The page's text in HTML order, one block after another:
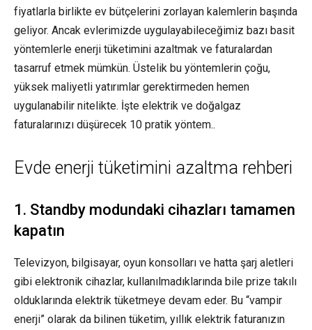
fiyatlarla birlikte ev bütçelerini zorlayan kalemlerin başında
geliyor. Ancak evlerimizde uygulayabileceğimiz bazı basit
yöntemlerle enerji tüketimini azaltmak ve faturalardan
tasarruf etmek mümkün. Üstelik bu yöntemlerin çoğu,
yüksek maliyetli yatırımlar gerektirmeden hemen
uygulanabilir nitelikte. İşte elektrik ve doğalgaz
faturalarınızı düşürecek 10 pratik yöntem..
Evde enerji tüketimini azaltma rehberi
1. Standby modundaki cihazları tamamen
kapatın
Televizyon, bilgisayar, oyun konsolları ve hatta şarj aletleri
gibi elektronik cihazlar, kullanılmadıklarında bile prize takılı
olduklarında elektrik tüketmeye devam eder. Bu “vampir
enerji” olarak da bilinen tüketim, yıllık elektrik faturanızın